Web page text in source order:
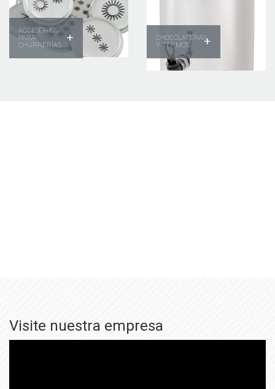
ACCESORIOS
PARA
CHURRERÍAS
+
CHOCOLATERAS
Y TERMOS
+
Visite nuestra empresa